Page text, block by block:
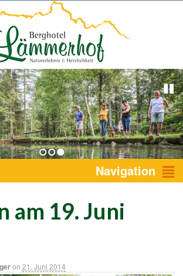
1 2 3 Navigation
am 19. Juni
on 21. Juni 2014